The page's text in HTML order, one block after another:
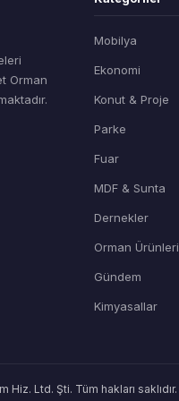
Orman
Mobilya
Ekonomi
Konut & Proje
Parke
Fuar
MDF & Sunta
Dernekler
Orman Ürünleri
Gündem
Kimyasallar
Ltd. Şti. Tüm hakları saklıdır.